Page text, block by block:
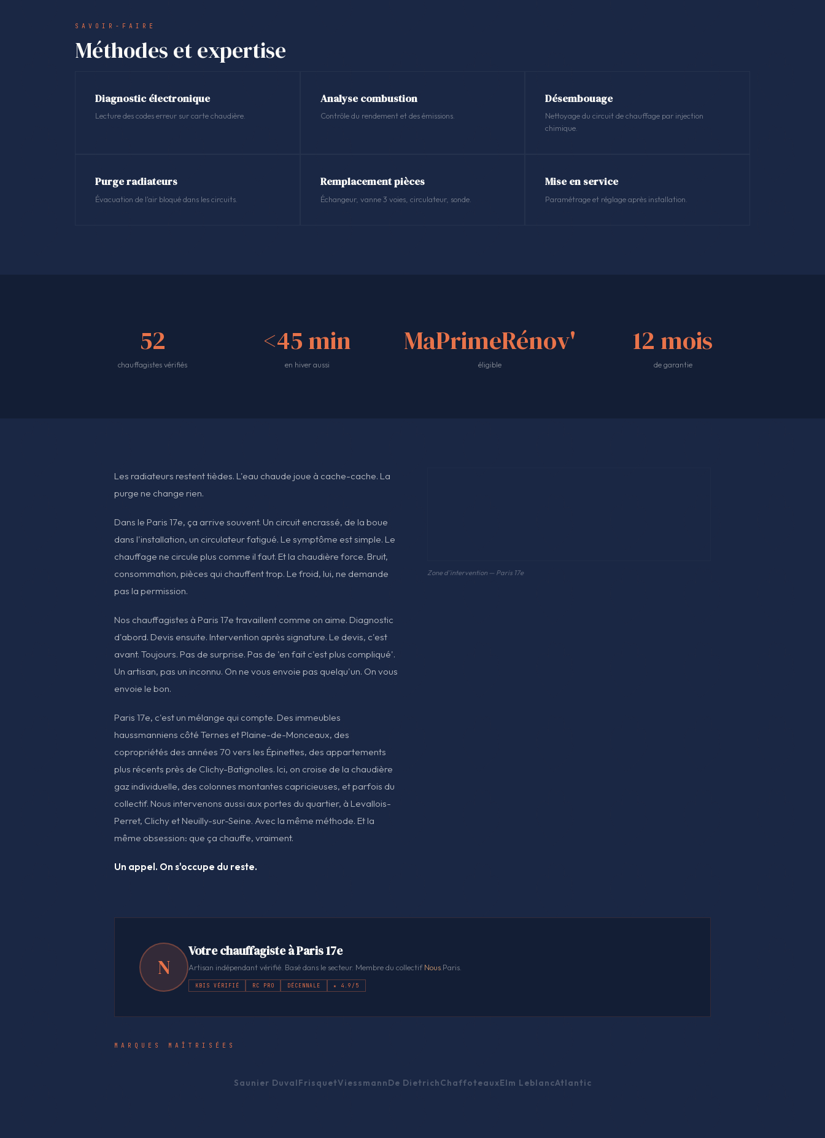
SAVOIR-FAIRE
Méthodes et expertise
Diagnostic électronique
Lecture des codes erreur sur carte chaudière.
Analyse combustion
Contrôle du rendement et des émissions.
Désembouage
Nettoyage du circuit de chauffage par injection
chimique.
Purge radiateurs
Évacuation de l'air bloqué dans les circuits.
Remplacement pièces
Échangeur, vanne 3 voies, circulateur, sonde.
Mise en service
Paramétrage et réglage après installation.
52
chauffagistes vérifiés
<45 min
en hiver aussi
MaPrimeRénov'
éligible
12 mois
de garantie
Les radiateurs restent tièdes. L'eau chaude joue à cache-cache. La
purge ne change rien.
Dans le Paris 17e, ça arrive souvent. Un circuit encrassé, de la boue
dans l'installation, un circulateur fatigué. Le symptôme est simple. Le
chauffage ne circule plus comme il faut. Et la chaudière force. Bruit,
consommation, pièces qui chauffent trop. Le froid, lui, ne demande
pas la permission.
Nos chauffagistes à Paris 17e travaillent comme on aime. Diagnostic
d'abord. Devis ensuite. Intervention après signature. Le devis, c'est
avant. Toujours. Pas de surprise. Pas de 'en fait c'est plus compliqué'.
Un artisan, pas un inconnu. On ne vous envoie pas quelqu'un. On vous
envoie le bon.
Paris 17e, c'est un mélange qui compte. Des immeubles
haussmanniens côté Ternes et Plaine-de-Monceaux, des
copropriétés des années 70 vers les Épinettes, des appartements
plus récents près de Clichy-Batignolles. Ici, on croise de la chaudière
gaz individuelle, des colonnes montantes capricieuses, et parfois du
collectif. Nous intervenons aussi aux portes du quartier, à Levallois-
Perret, Clichy et Neuilly-sur-Seine. Avec la même méthode. Et la
même obsession: que ça chauffe, vraiment.
Un appel. On s'occupe du reste.
Zone d'intervention — Paris 17e
N
Votre chauffagiste à Paris 17e
Artisan indépendant vérifié. Basé dans le secteur. Membre du collectifNous.Paris.
KBIS VÉRIFIÉ RC PRO DÉCENNALE ★ 4.9/5
MARQUES MAÎTRISÉES
Saunier DuvalFrisquetViessmannDe DietrichChaffoteauxElm LeblancAtlantic